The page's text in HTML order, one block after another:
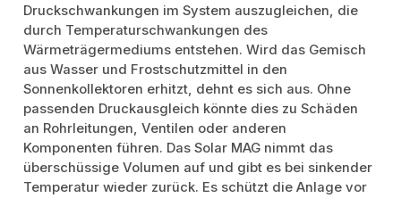
Druckschwankungen im System auszugleichen, die
durch Temperaturschwankungen des
Wärmeträgermediums entstehen. Wird das Gemisch
aus Wasser und Frostschutzmittel in den
Sonnenkollektoren erhitzt, dehnt es sich aus. Ohne
passenden Druckausgleich könnte dies zu Schäden
an Rohrleitungen, Ventilen oder anderen
Komponenten führen. Das Solar MAG nimmt das
überschüssige Volumen auf und gibt es bei sinkender
Temperatur wieder zurück. Es schützt die Anlage vor